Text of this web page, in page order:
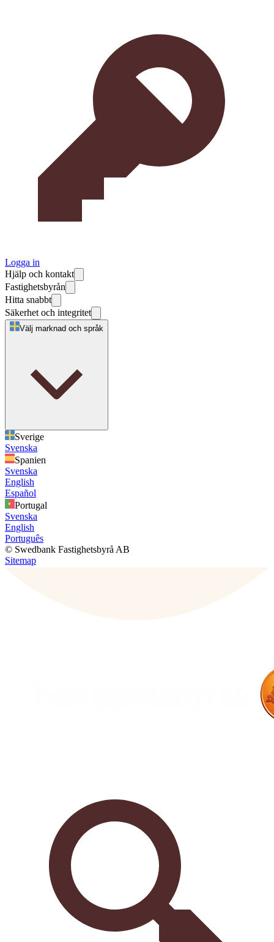
Logga in
Hjälp och kontakt
Fastighetsbyrån
Hitta snabbt
Säkerhet och integritet
Välj marknad och språk
Sverige
Svenska
Spanien
Svenska
English
Español
Portugal
Svenska
English
Português
© Swedbank Fastighetsbyrå AB
Sitemap